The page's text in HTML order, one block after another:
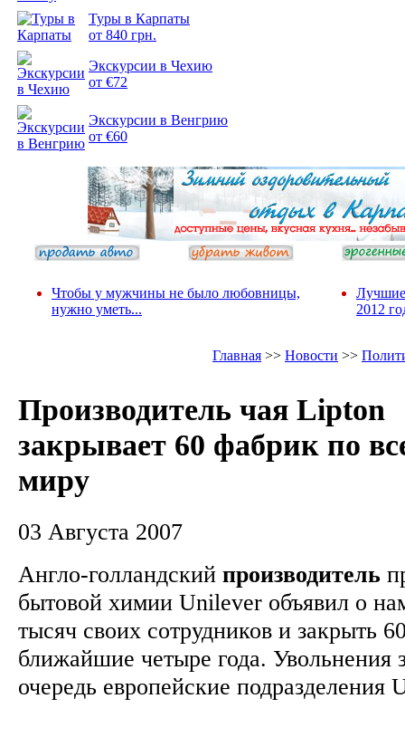
Туры в Карпаты
от 840 грн.
Экскурсии в Чехию
от €72
Экскурсии в Венгрию
от €60
Чтобы у мужчины не было любовницы,
нужно уметь...
Лучшие
2012
Главная >> Новости >>
Производитель чая Lipton
закрывает 60 фабрик по
миру
03 Августа 2007
Англо-голландский производитель
бытовой химии Unilever объявил о
тысяч своих сотрудников и закрыть
ближайшие четыре года. Увольнения
очередь европейские